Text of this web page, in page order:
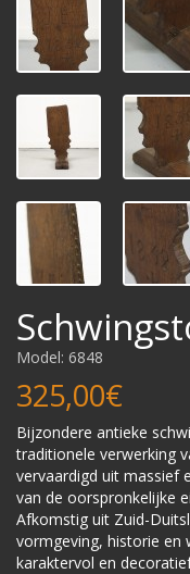
Model: 6848
325,00€
Bijzondere antieke
traditionele verwerking
vervaardigd uit massief
van de oorspronkelijke
Afkomstig uit Zuid-
vormgeving, historie en
karaktervol en